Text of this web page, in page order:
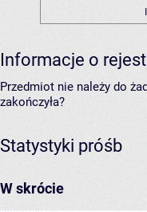
Informacje o
Przedmiot nie należy do
zakończyła?
Statystyki próśb
W skrócie